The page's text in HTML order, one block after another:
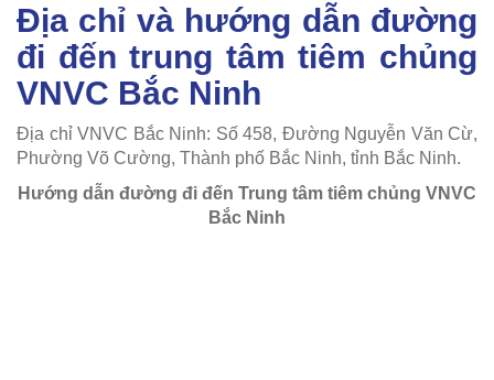
Địa chỉ và hướng dẫn đường
đi đến trung tâm tiêm chủng
VNVC Bắc Ninh
Địa chỉ VNVC Bắc Ninh: Số 458, Đường Nguyễn Văn Cừ,
Phường Võ Cường, Thành phố Bắc Ninh, tỉnh Bắc Ninh.
Hướng dẫn đường đi đến Trung tâm tiêm chủng VNVC
Bắc Ninh